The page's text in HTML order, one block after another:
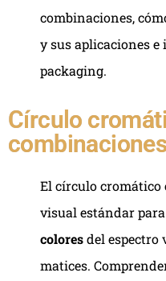
combinaciones,
y sus aplicaciones
packaging.
Círculo
El círculo cromático
visual estándar para
coloresdel espectro
matices.